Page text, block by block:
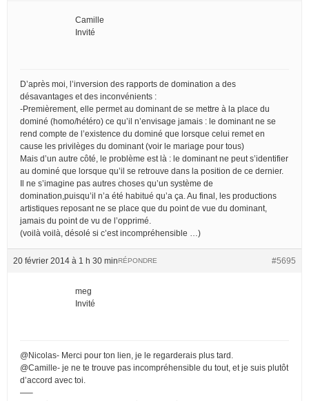
Camille
Invité
D’après moi, l’inversion des rapports de domination a des
désavantages et des inconvénients :
-Premièrement, elle permet au dominant de se mettre à la place du
dominé (homo/hétéro) ce qu’il n’envisage jamais : le dominant ne se
rend compte de l’existence du dominé que lorsque celui remet en
cause les privilèges du dominant (voir le mariage pour tous)
Mais d’un autre côté, le problème est là : le dominant ne peut s’identifier
au dominé que lorsque qu’il se retrouve dans la position de ce dernier.
Il ne s’imagine pas autres choses qu’un système de
domination,puisqu’il n’a été habitué qu’a ça. Au final, les productions
artistiques reposant ne se place que du point de vue du dominant,
jamais du point de vu de l’opprimé.
(voilà voilà, désolé si c’est incompréhensible …)
20 février 2014 à 1 h 30 min #5695
RÉPONDRE
meg
Invité
@Nicolas- Merci pour ton lien, je le regarderais plus tard.
@Camille- je ne te trouve pas incompréhensible du tout, et je suis plutôt
d’accord avec toi.
—–